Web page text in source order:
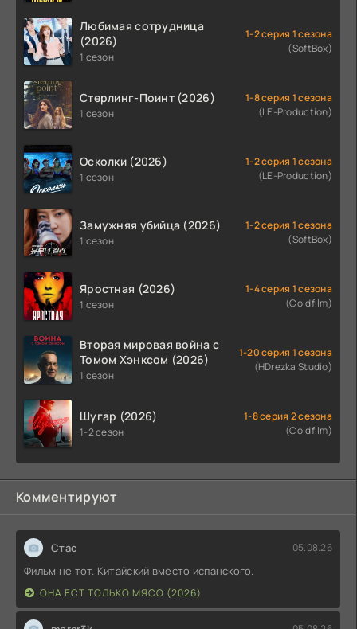
Любимая сотрудница
(2026)
1 сезон
1-2 серия 1 сезона
(SoftBox)
Стерлинг-Поинт (2026)
1 сезон
1-8 серия 1 сезона
(LE-Production)
Осколки (2026)
1 сезон
1-2 серия 1 сезона
(LE-Production)
Замужняя убийца (2026)
1 сезон
1-2 серия 1 сезона
(SoftBox)
Яростная (2026)
1 сезон
1-4 серия 1 сезона
(Coldfilm)
Вторая мировая война с
Томом Хэнксом (2026)
1 сезон
1-20 серия 1 сезона
(HDrezka Studio)
Шугар (2026)
1-2 сезон
1-8 серия 2 сезона
(Coldfilm)
Комментируют
Стас 05.08.26
Фильм не тот. Китайский вместо испанского.
ОНА ЕСТ ТОЛЬКО МЯСО (2026)